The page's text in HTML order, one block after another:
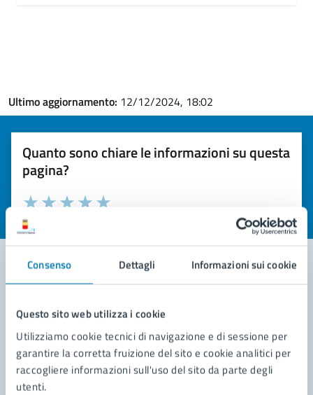
Consenso Dettagli Informazioni sui cookie
Questo sito web utilizza i cookie
Utilizziamo cookie tecnici di navigazione e di sessione per
garantire la corretta fruizione del sito e cookie analitici per
raccogliere informazioni sull'uso del sito da parte degli
utenti.
Ultimo aggiornamento: 12/12/2024, 18:02
Quanto sono chiare le informazioni su questa
pagina?
Valuta la chiarezza delle informazioni (da 1 a 5 stelle)
Seleziona il numero di stelle per valutare la chiarezza delle
Valuta 1 stelle su 5
Richiedi assistenza